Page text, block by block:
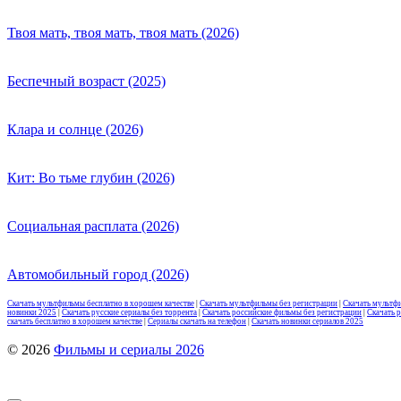
Твоя мать, твоя мать, твоя мать (2026)
Беспечный возраст (2025)
Клара и солнце (2026)
Кит: Во тьме глубин (2026)
Социальная расплата (2026)
Автомобильный город (2026)
Скачать мультфильмы бесплатно в хорошем качестве Скачать мультфильмы без регистрации Скачать
новинки 2025
Скачать русские сериалы без торрента Скачать российские фильмы без регистрации Скачать
скачать бесплатно в хорошем качестве Сериалы скачать на телефон Скачать новинки сериалов 2025
© 2026 Фильмы и сериалы 2026